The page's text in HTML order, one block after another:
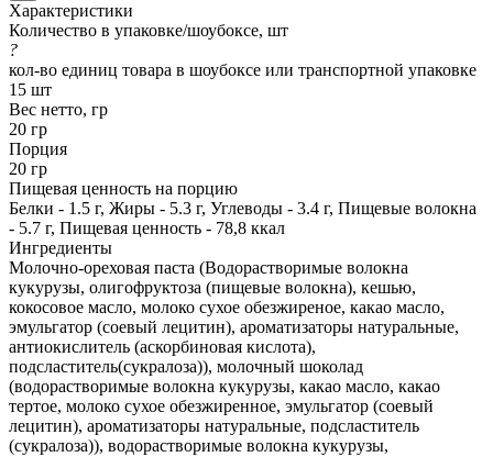
Характеристики
Количество в упаковке/шоубоксе, шт
?
кол-во единиц товара в шоубоксе или транспортной упаковке
15 шт
Вес нетто, гр
20 гр
Порция
20 гр
Пищевая ценность на порцию
Белки - 1.5 г, Жиры - 5.3 г, Углеводы - 3.4 г, Пищевые волокна
- 5.7 г, Пищевая ценность - 78,8 ккал
Ингредиенты
Молочно-ореховая паста (Водорастворимые волокна
кукурузы, олигофруктоза (пищевые волокна), кешью,
кокосовое масло, молоко сухое обезжиреное, какао масло,
эмульгатор (соевый лецитин), ароматизаторы натуральные,
антиокислитель (аскорбиновая кислота),
подсластитель(сукралоза)), молочный шоколад
(водорастворимые волокна кукурузы, какао масло, какао
тертое, молоко сухое обезжиренное, эмульгатор (соевый
лецитин), ароматизаторы натуральные, подсластитель
(сукралоза)), водорастворимые волокна кукурузы,